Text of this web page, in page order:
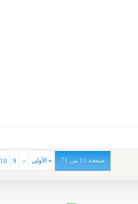
صفحة 11 من 71 « الأولى <
9
10